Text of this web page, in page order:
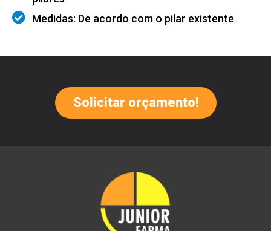
Medidas: De acordo com o pilar existente
Solicitar orçamento!